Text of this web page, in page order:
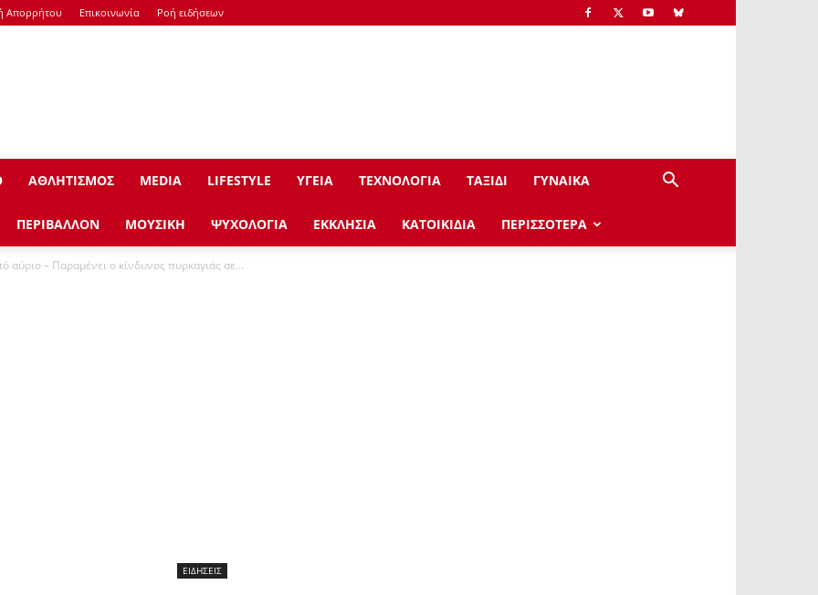
Απορρήτου Επικοινωνία Ροή ειδήσεων
ΑΘΛΗΤΙΣΜΟΣ ΜEDIA LIFESTYLE ΥΓΕΙΑ ΤΕΧΝΟΛΟΓΙΑ ΤΑΞΙΔΙ ΓΥΝΑΙΚΑ
ΠΕΡΙΒΑΛΛΟΝ ΜΟΥΣΙΚΗ ΨΥΧΟΛΟΓΙΑ ΕΚΚΛΗΣΙΑ ΚΑΤΟΙΚΙΔΙΑ ΠΕΡΙΣΣΟΤΕΡΑ
– Παραμένει ο κίνδυνος πυρκαγιάς σε...
ΕΙΔΗΣΕΙΣ